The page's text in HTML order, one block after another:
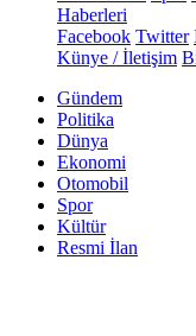
Haberleri
Facebook Twitter
Künye / İletişim
Gündem
Politika
Dünya
Ekonomi
Otomobil
Spor
Kültür
Resmi İlan